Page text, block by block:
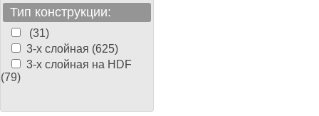
Тип конструкции:
(31)
3-х слойная (625)
3-х слойная на HDF
(79)